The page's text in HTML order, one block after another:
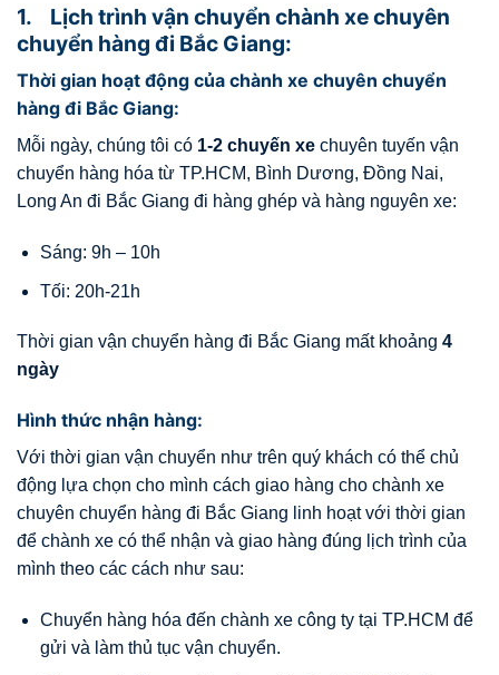
1. Lịch trình vận chuyển chành xe chuyên
chuyển hàng đi Bắc Giang:
Thời gian hoạt động của chành xe chuyên chuyển
hàng đi Bắc Giang:
Mỗi ngày, chúng tôi có 1-2 chuyến xe chuyên tuyến vận
chuyển hàng hóa từ TP.HCM, Bình Dương, Đồng Nai,
Long An đi Bắc Giang đi hàng ghép và hàng nguyên xe:
Sáng: 9h – 10h
Tối: 20h-21h
Thời gian vận chuyển hàng đi Bắc Giang mất khoảng 4
ngày
Hình thức nhận hàng:
Với thời gian vận chuyển như trên quý khách có thể chủ
động lựa chọn cho mình cách giao hàng cho chành xe
chuyên chuyển hàng đi Bắc Giang linh hoạt với thời gian
để chành xe có thể nhận và giao hàng đúng lịch trình của
mình theo các cách như sau:
Chuyển hàng hóa đến chành xe công ty tại TP.HCM để
gửi và làm thủ tục vận chuyển.